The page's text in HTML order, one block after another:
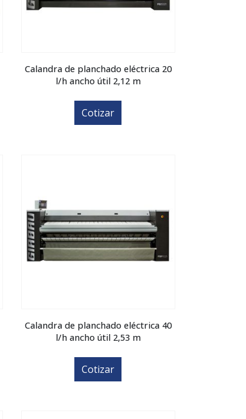
Calandra de planchado eléctrica 20
l/h ancho útil 2,12 m
Cotizar
Calandra de planchado eléctrica 40
l/h ancho útil 2,53 m
Cotizar